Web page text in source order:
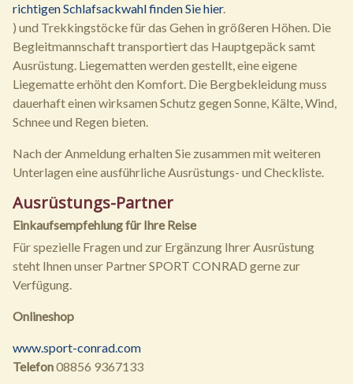
richtigen Schlafsackwahl finden Sie hier.
) und Trekkingstöcke für das Gehen in größeren Höhen. Die
Begleitmannschaft transportiert das Hauptgepäck samt
Ausrüstung. Liegematten werden gestellt, eine eigene
Liegematte erhöht den Komfort. Die Bergbekleidung muss
dauerhaft einen wirksamen Schutz gegen Sonne, Kälte, Wind,
Schnee und Regen bieten.
Nach der Anmeldung erhalten Sie zusammen mit weiteren
Unterlagen eine ausführliche Ausrüstungs- und Checkliste.
Ausrüstungs-Partner
Einkaufsempfehlung für Ihre Reise
Für spezielle Fragen und zur Ergänzung Ihrer Ausrüstung
steht Ihnen unser Partner SPORT CONRAD gerne zur
Verfügung.
Onlineshop
www.sport-conrad.com
Telefon08856 9367133